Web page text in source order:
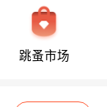
跳蚤市场